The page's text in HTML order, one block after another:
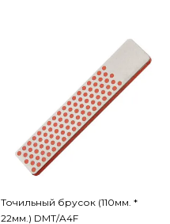
Точильный брусок (110мм. *
22мм.) DMT/A4F